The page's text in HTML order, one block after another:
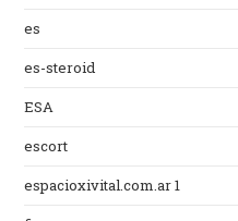
es
es-steroid
ESA
escort
espacioxivital.com.ar 1